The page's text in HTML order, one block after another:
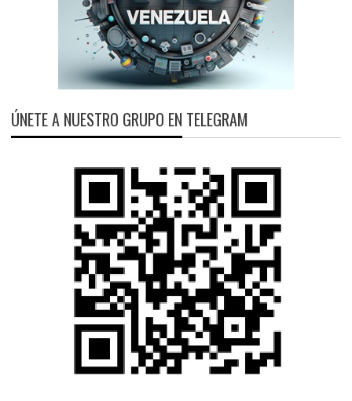
ÚNETE A NUESTRO GRUPO EN TELEGRAM